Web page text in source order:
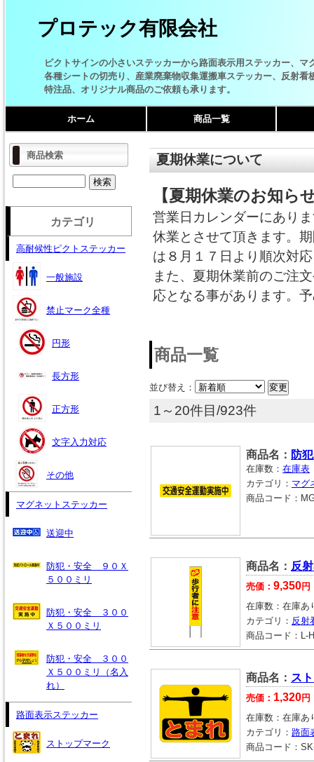
プロテック有限会社
ピクトサインの小さいステッカーから路面表示用ステッカー、マ
各種シートの切売り、産業廃棄物収集運搬車ステッカー、反射看
特注品、オリジナル商品のご依頼も承ります。
ホーム 商品一覧
夏期休業について
【夏期休業のお知ら
営業日カレンダーにあり
休業とさせて頂きます。
は８月１７日より順次対
また、夏期休業前のご注
応となる事があります。
商品一覧
並び替え：
1～20件目/923件
商品名： 防
在庫数： 在庫表
カテゴリ： マグ
商品コード：
商品名： 反
売価： 9,350円
在庫数： 在庫あ
カテゴリ： 反射
商品コード： L-
商品名： ス
売価： 1,320円
在庫数： 在庫あ
カテゴリ： 路面
商品コード：
商品検索
カテゴリ
高耐候性ピクトステッカー
一般施設
禁止マーク全種
円形
長方形
正方形
文字入力対応
その他
マグネットステッカー
送迎中
防犯・安全 ９０Ｘ
５００ミリ
防犯・安全 ３００
Ｘ５００ミリ
防犯・安全 ３００
Ｘ５００ミリ（名入
れ）
路面表示ステッカー
ストップマーク